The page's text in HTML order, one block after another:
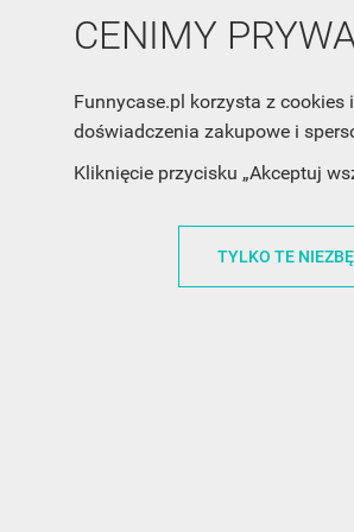
CENIMY
Funnycase.pl korzysta z
doświadczenia zakupowe i
Kliknięcie przycisku „Akceptuj
TYLKO TE
INFORMACJA O SKLEPIE
FunnyCase.pl
32-700 Bochnia